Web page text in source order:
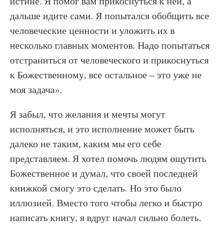
дальше идите сами. Я попытался обобщить все
человеческие ценности и уложить их в
несколько главных моментов. Надо попытаться
отстраниться от человеческого и прикоснуться
к Божественному, все остальное – это уже не
моя задача».
Я забыл, что желания и мечты могут
исполняться, и это исполнение может быть
далеко не таким, каким мы его себе
представляем. Я хотел помочь людям ощутить
Божественное и думал, что своей последней
книжкой смогу это сделать. Но это было
иллюзией. Вместо того чтобы легко и быстро
написать книгу, я вдруг начал сильно болеть.